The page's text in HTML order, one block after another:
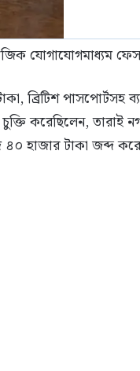
যোগাযোগমাধ্যম
পাসপোর্টসহ
চুক্তি করেছিলেন,
হাজার টাকা জব্দ